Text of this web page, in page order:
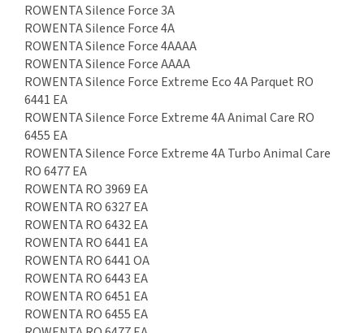
ROWENTA Silence Force 3A
ROWENTA Silence Force 4A
ROWENTA Silence Force 4AAAA
ROWENTA Silence Force AAAA
ROWENTA Silence Force Extreme Eco 4A Parquet RO
6441 EA
ROWENTA Silence Force Extreme 4A Animal Care RO
6455 EA
ROWENTA Silence Force Extreme 4A Turbo Animal Care
RO 6477 EA
ROWENTA RO 3969 EA
ROWENTA RO 6327 EA
ROWENTA RO 6432 EA
ROWENTA RO 6441 EA
ROWENTA RO 6441 OA
ROWENTA RO 6443 EA
ROWENTA RO 6451 EA
ROWENTA RO 6455 EA